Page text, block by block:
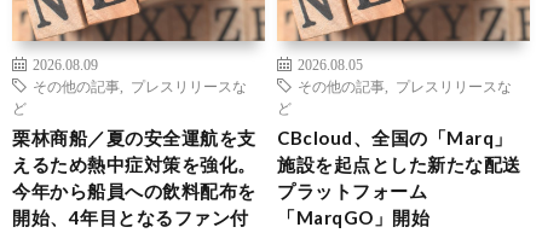
2026.08.09
その他の記事
プレスリリースな
ど
栗林商船／夏の安全運航を支
えるため熱中症対策を強化。
今年から船員への飲料配布を
開始、4年目となるファン付
2026.08.05
その他の記事
プレスリリースな
ど
CBcloud、全国の「Marq」
施設を起点とした新たな配送
プラットフォーム
「MarqGO」開始